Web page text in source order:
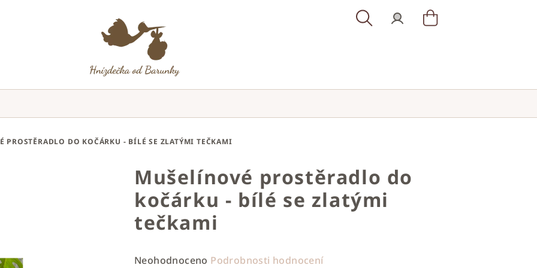
PROSTĚRADLO DO KOČÁRKU - BÍLÉ SE ZLATÝMI TEČKAMI
Mušelínové prostěradlo do
kočárku - bílé se zlatými
tečkami
Průměrné
Neohodnoceno Podrobnosti hodnocení